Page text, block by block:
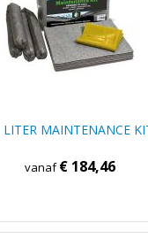
LITER MAINTENANCE
vanaf€ 184,46